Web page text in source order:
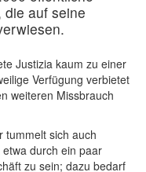
die auf seine
Justizia kaum zu einer
Verfügung verbietet
weiteren Missbrauch
tummelt sich auch
durch ein paar
zu sein; dazu bedarf